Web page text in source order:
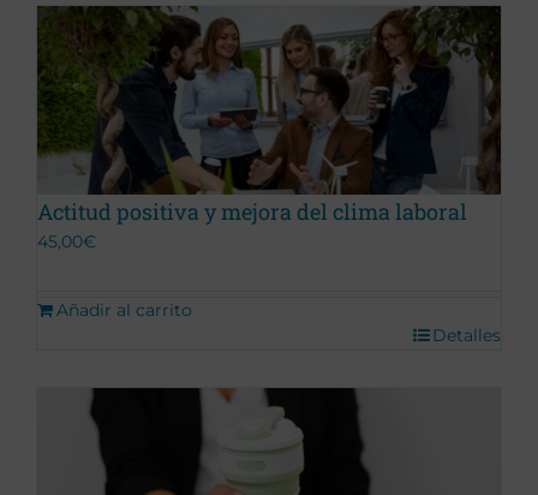
Actitud positiva y mejora del clima laboral
45,00€
Añadir al carrito
Detalles